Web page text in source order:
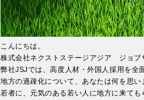
こんにちは。
株式会社ネクストステージアジア ジョブ
弊社JSJでは、高度人材・外国人採用を全
地方の過疎化について、あなたは何を思い
若者に、元気のある若い人に地方に来て